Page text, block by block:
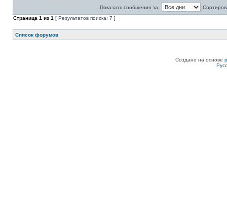
Показать сообщения за:
Страница 1 из 1 [ Результатов поиска: 7 ]
Список форумов
Создано на основе